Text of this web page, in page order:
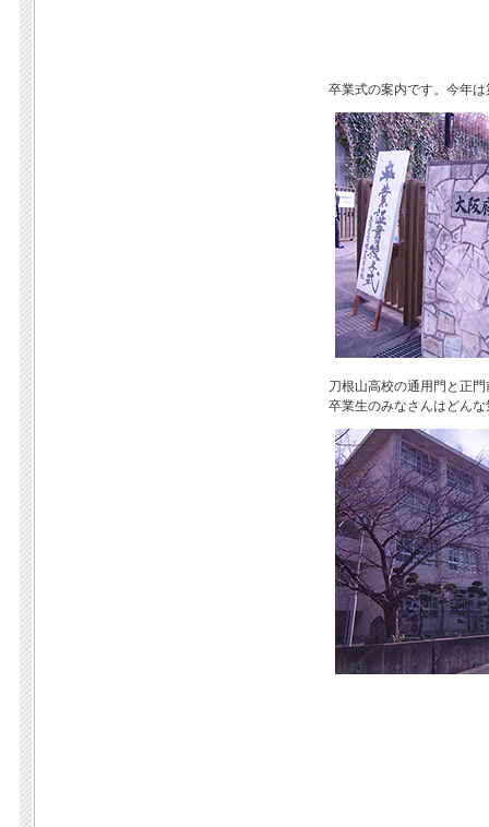
卒業式の案内です。今年
刀根山高校の通用門と正
卒業生のみなさんはどん